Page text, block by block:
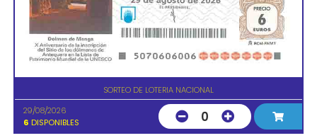
SORTEO DE LOTERIA NACIONAL
29/08/2026
6 DISPONIBLES 0